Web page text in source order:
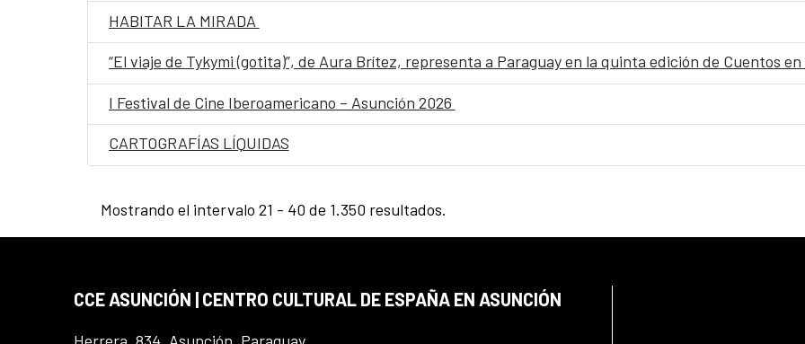
HABITAR LA MIRADA
“El viaje de Tykymi (gotita)”, de Aura Brítez, representa a Paraguay en la quinta edición de Cuentos en
I Festival de Cine Iberoamericano – Asunción 2026
CARTOGRAFÍAS LÍQUIDAS
Mostrando el intervalo 21 - 40 de 1.350 resultados.
CCE ASUNCIÓN | CENTRO CULTURAL DE ESPAÑA EN ASUNCIÓN